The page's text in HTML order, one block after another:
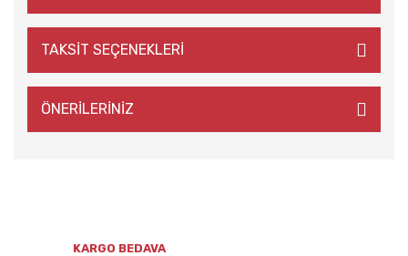
TAKSİT SEÇENEKLERİ
ÖNERİLERİNİZ
KARGO BEDAVA